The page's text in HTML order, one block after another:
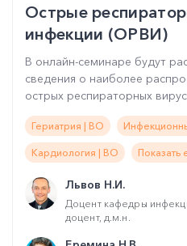
Острые
инфекции (ОРВИ)
В онлайн-семинаре будут
сведения о наиболее
острых респираторных
Гериатрия | ВО
Кардиология | ВО Показать
Львов Н.И.
Доцент кафедры
доцент, д.м.н.